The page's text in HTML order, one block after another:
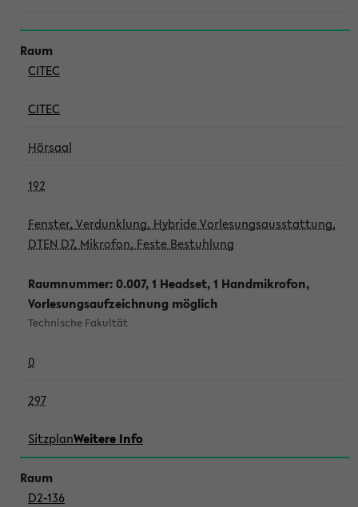
CITEC
CITEC
Hörsaal
192
Fenster, Verdunklung, Hybride Vorlesungsausstattung,
DTEN D7, Mikrofon, Feste Bestuhlung
Raumnummer: 0.007, 1 Headset, 1 Handmikrofon,
Vorlesungsaufzeichnung möglich
Technische Fakultät
0
297
SitzplanWeitere Info
D2-136